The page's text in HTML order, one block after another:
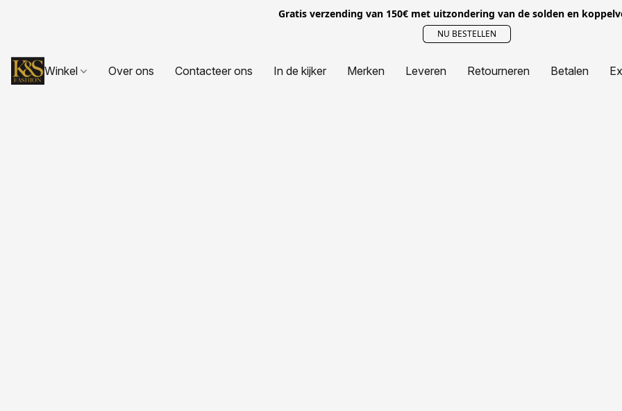
Gratis verzending van 150€ met uitzondering van de solden en
NU BESTELLEN
Winkel Over ons Contacteer ons In de kijker Merken Leveren Retourneren Betalen